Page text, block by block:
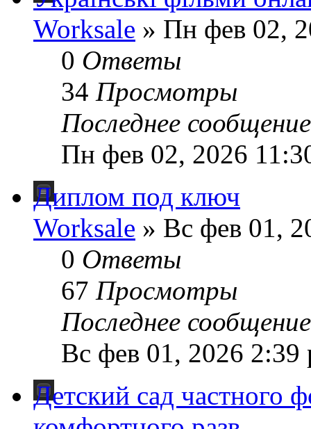
Worksale » Пн фев 02,
0 Ответы
34 Просмотры
Последнее
Пн фев 02, 2026
Диплом под ключ
Worksale » Вс фев 01,
0 Ответы
67 Просмотры
Последнее
Вс фев 01, 2026 2:39
Детский сад частного